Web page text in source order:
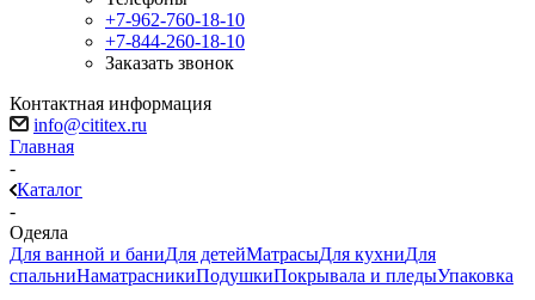
+7-962-760-18-10
+7-844-260-18-10
Заказать звонок
Контактная информация
info@cititex.ru
Главная
-
Каталог
-
Одеяла
Для ванной и баниДля детейМатрасыДля кухниДля
спальниНаматрасникиПодушкиПокрывала и пледыУпаковка